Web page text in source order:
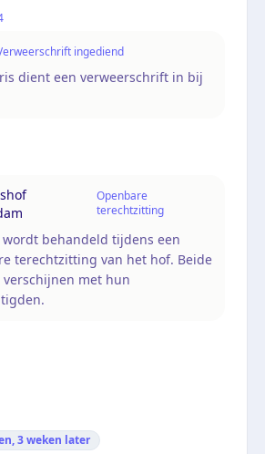
ingediend
dient een verweerschrift in bij
Openbare
terechtzitting
wordt behandeld tijdens een
terechtzitting van het hof. Beide
met hun
3 weken later